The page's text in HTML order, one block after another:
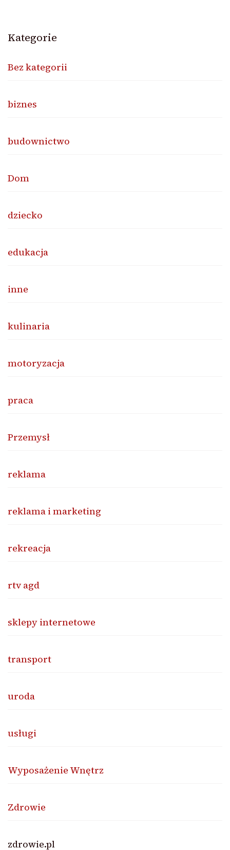
Kategorie
Bez kategorii
biznes
budownictwo
Dom
dziecko
edukacja
inne
kulinaria
motoryzacja
praca
Przemysł
reklama
reklama i marketing
rekreacja
rtv agd
sklepy internetowe
transport
uroda
usługi
Wyposażenie Wnętrz
Zdrowie
zdrowie.pl